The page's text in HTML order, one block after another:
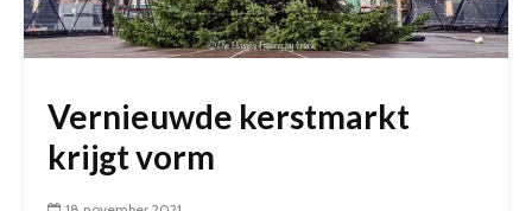
Vernieuwde kerstmarkt
krijgt vorm